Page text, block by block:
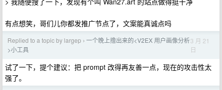
有点想笑，哥们儿你都发推广节点了，文案能真诚点吗
Replied to a topic by largep › 一个晚上撸出来的<V2EX 用户画像分析
>小工具
3 月 21
日
试了一下，提个建议：把 prompt 改得再友善一点，现在的攻击性太
强了。